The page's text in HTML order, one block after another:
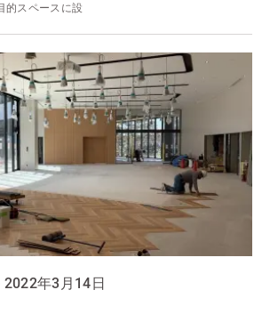
的スペースに設
年3月14日